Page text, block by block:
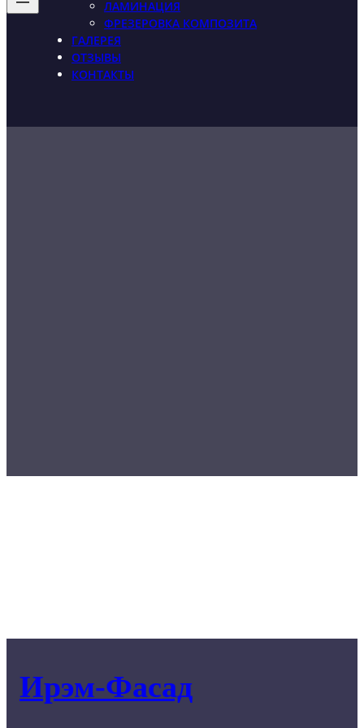
ЛАМИНАЦИЯ
ФРЕЗЕРОВКА КОМПОЗИТА
ГАЛЕРЕЯ
ОТЗЫВЫ
КОНТАКТЫ
Ирэм-Фасад